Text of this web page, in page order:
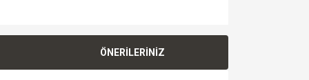
ÖNERİLERİNİZ